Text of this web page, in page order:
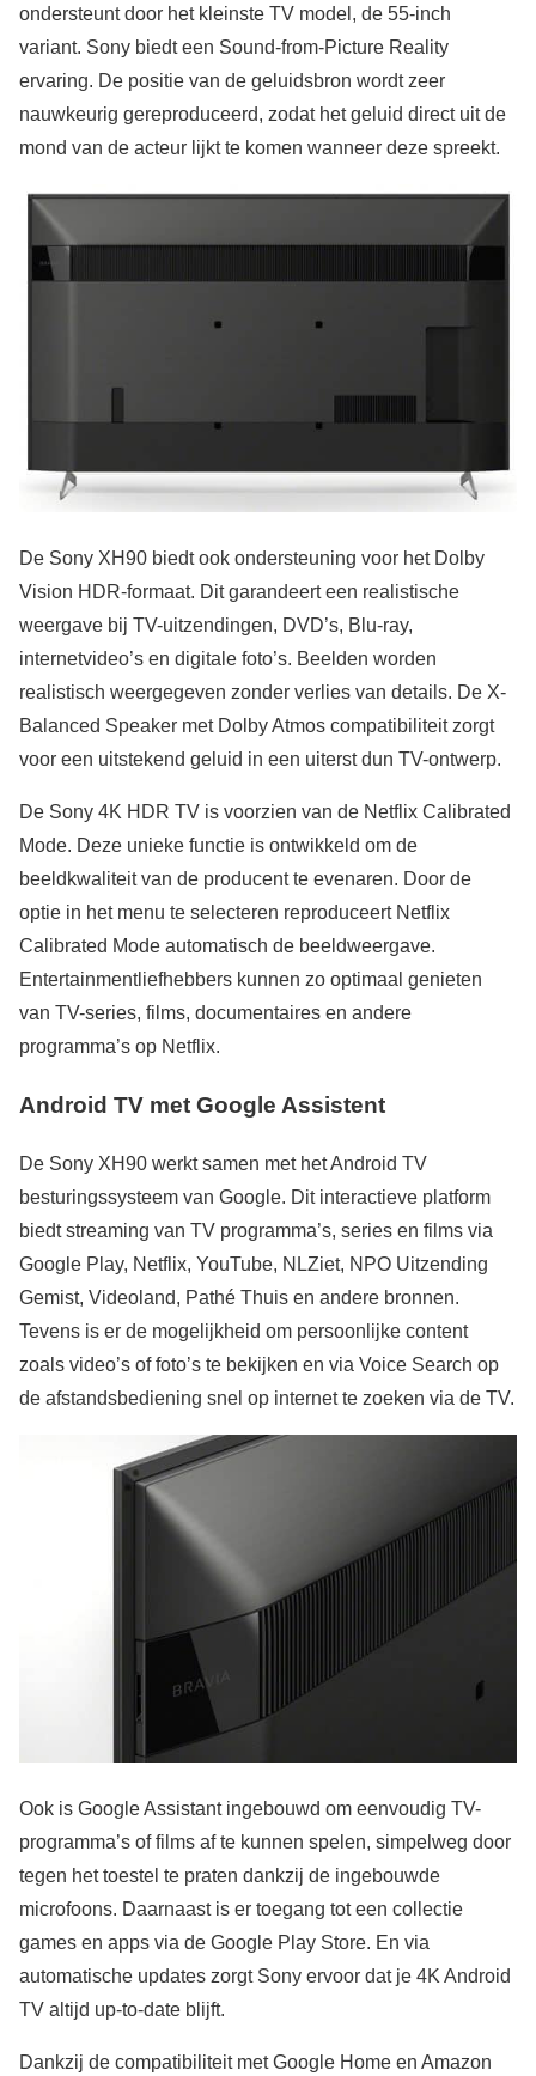
ondersteunt door het kleinste TV model, de 55-inch
variant. Sony biedt een Sound-from-Picture Reality
ervaring. De positie van de geluidsbron wordt zeer
nauwkeurig gereproduceerd, zodat het geluid direct uit de
mond van de acteur lijkt te komen wanneer deze spreekt.
De Sony XH90 biedt ook ondersteuning voor het Dolby
Vision HDR-formaat. Dit garandeert een realistische
weergave bij TV-uitzendingen, DVD’s, Blu-ray,
internetvideo’s en digitale foto’s. Beelden worden
realistisch weergegeven zonder verlies van details. De X-
Balanced Speaker met Dolby Atmos compatibiliteit zorgt
voor een uitstekend geluid in een uiterst dun TV-ontwerp.
De Sony 4K HDR TV is voorzien van de Netflix Calibrated
Mode. Deze unieke functie is ontwikkeld om de
beeldkwaliteit van de producent te evenaren. Door de
optie in het menu te selecteren reproduceert Netflix
Calibrated Mode automatisch de beeldweergave.
Entertainmentliefhebbers kunnen zo optimaal genieten
van TV-series, films, documentaires en andere
programma’s op Netflix.
Android TV met Google Assistent
De Sony XH90 werkt samen met het Android TV
besturingssysteem van Google. Dit interactieve platform
biedt streaming van TV programma’s, series en films via
Google Play, Netflix, YouTube, NLZiet, NPO Uitzending
Gemist, Videoland, Pathé Thuis en andere bronnen.
Tevens is er de mogelijkheid om persoonlijke content
zoals video’s of foto’s te bekijken en via Voice Search op
de afstandsbediening snel op internet te zoeken via de TV.
Ook is Google Assistant ingebouwd om eenvoudig TV-
programma’s of films af te kunnen spelen, simpelweg door
tegen het toestel te praten dankzij de ingebouwde
microfoons. Daarnaast is er toegang tot een collectie
games en apps via de Google Play Store. En via
automatische updates zorgt Sony ervoor dat je 4K Android
TV altijd up-to-date blijft.
Dankzij de compatibiliteit met Google Home en Amazon